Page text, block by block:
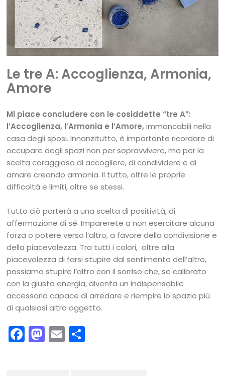
Le tre A: Accoglienza, Armonia,
Amore
Mi piace concludere con le cosiddette “tre A”:
l’Accoglienza, l’Armonia e l’Amore, immancabili nella
casa degli sposi. Innanzitutto, è importante ricordare di
occupare degli spazi non per sopravvivere, ma per la
scelta coraggiosa di accogliere, di condividere e di
amare creando armonia. Il tutto, oltre le proprie
difficoltà e limiti, oltre se stessi.
Tutto ciò porterà a una scelta di positività, di
affermazione di sé. Imparerete a non esercitare alcuna
forza o potere verso l’altro, a favore della condivisione e
della piacevolezza. Tra tutti i colori, oltre alla
piacevolezza di farsi stupire dal sentimento dell’altro,
possiamo stupire l’altro con il sorriso che, se calibrato
con la giusta energia, diventa un indispensabile
accessorio capace di arredare e riempire lo spazio più
di qualsiasi altro oggetto.
Facebook
Mastodon
Email